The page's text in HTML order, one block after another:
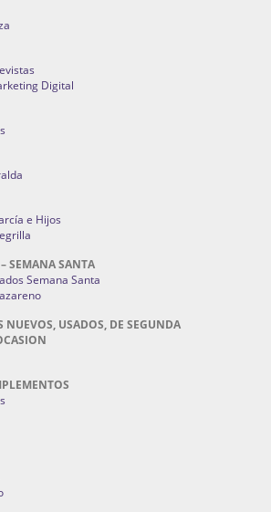
Digital
e Hijos
SEMANA SANTA
Semana Santa
NUEVOS, USADOS, DE SEGUNDA